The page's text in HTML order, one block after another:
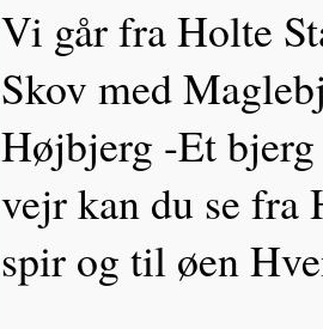
Vi går fra Holte
Skov med
Højbjerg -Et
vejr kan du se fra
spir og til øen